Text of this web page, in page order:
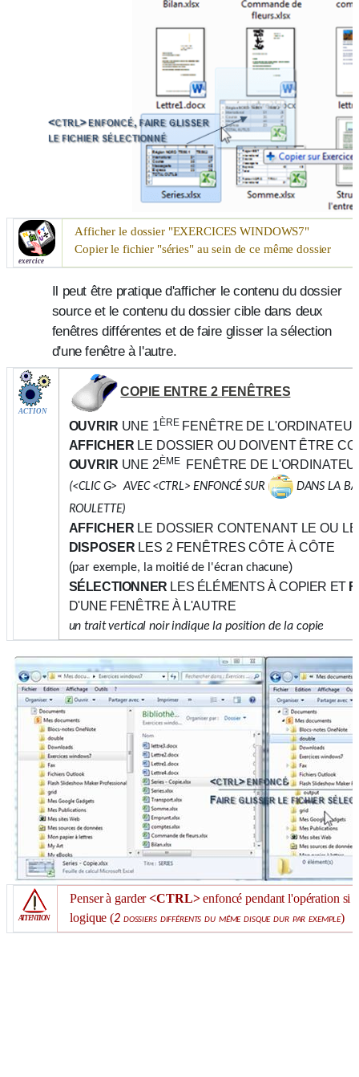
exercice
Afficher le dossier "EXERCICES WINDOWS7"
Copier le fichier "séries" au sein de ce même dossier
Il peut être pratique d'afficher le contenu du dossier
source et le contenu du dossier cible dans deux
fenêtres différentes et de faire glisser la sélection
d'une fenêtre à l'autre.
ACTION
COPIE ENTRE 2 FENÊTRES
OUVRIR UNE 1 ÈREFENÊTRE DE
AFFICHER LE DOSSIER OU DOIVENT ÊTRE
OUVRIR UNE 2 ÈMEFENÊTRE DE
(<CLIC G> AVEC <CTRL> ENFONCÉ SUR
DANS LA
ROULETTE)
AFFICHER LE DOSSIER CONTENANT LE OU
DISPOSER LES 2 FENÊTRES CÔTE À CÔTE
(par exemple, la moitié de l'écran chacune)
SÉLECTIONNER LES ÉLÉMENTS À COPIER ET
D'UNE FENÊTRE À L'AUTRE
un trait vertical noir indique la position de la copie
ATTENTION
Penser à garder<CTRL>enfoncé pendant l'opération si
logique (2 dossiers différents du même disque dur par exemple)